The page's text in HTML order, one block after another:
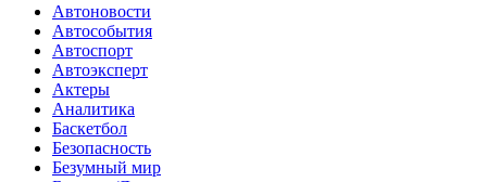
Автоновости
Автособытия
Автоспорт
Автоэксперт
Актеры
Аналитика
Баскетбол
Безопасность
Безумный мир